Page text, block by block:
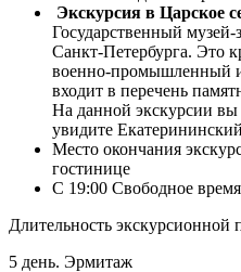
Экскурсия в Царское
Государственный
Санкт-Петербурга. Это
военно-промышленный
входит в перечень
На данной экскурсии вы
увидите
Место окончания
гостинице
С 19:00 Свободное время
Длительность экскурсионной
5 день. Эрмитаж